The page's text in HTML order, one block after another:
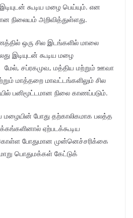
கூடிய மழை பெய்யும். என
அறிவித்துள்ளது.
ஒரு சில இடங்களில் மாலை
இடியுடன் கூடிய மழை
சப்ரகமுவ, மத்திய மற்றும் ஊவா
மாத்தறை மாவட்டங்களிலும் சில
பனிமூட்டமான நிலை காணப்படும்.
மழையின் போது தற்காலிகமாக பலத்த
ஏற்படக்கூடிய
போதுமான முன்னெச்சரிக்கை
பொதுமக்கள் கேட்டுக்